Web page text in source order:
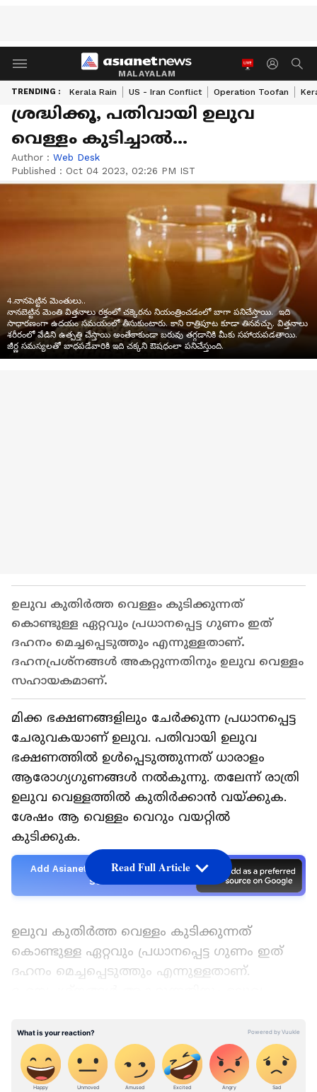
MALAYALAM
TRENDING : Kerala Rain US - Iran Conflict Operation Toofan
ശ്രദ്ധിക്കൂ, പതിവായി ഉലുവ
വെള്ളം കുടിച്ചാൽ...
Author : Web Desk
Published : Oct 04 2023, 02:26 PM IST
4.నానపెట్టిన మెంతులు..
నానబెట్టిన మెంతి విత్తనాలు రక్తంలో చక్కెరను నియంత్రించడంలో బాగా పనిచేస్తాయి. ఇది
సాధారణంగా ఉదయం సమయంలో తీసుకుంటారు. కాని రాత్రిపూట కూడా తినవచ్చు. విత్తనాలు
శరీరంలో వేడిని ఉత్పత్తి చేస్తాయి అంతేకాకుండా బరువు తగ్గడానికి మీకు సహాయపడతాయి.
జీర్ణ సమస్యలతో బాధపడేవారికి ఇది చక్కని ఔషధంలా పనిచేస్తుంది.
ഉലുവ കുതിർത്ത വെള്ളം കുടിക്കുന്നത്
കൊണ്ടുള്ള ഏറ്റവും പ്രധാനപ്പെട്ട ഗുണം ഇത്
ദഹനം മെച്ചപ്പെടുത്തും എന്നുള്ളതാണ്.
ദഹനപ്രശ്നങ്ങൾ അകറ്റുന്നതിനും ഉലുവ വെള്ളം
സഹായകമാണ്.
മിക്ക ഭക്ഷണങ്ങളിലും ചേർക്കുന്ന പ്രധാനപ്പെട്ട
ചേരുവകയാണ് ഉലുവ. പതിവായി ഉലുവ
ഭക്ഷണത്തിൽ ഉൾപ്പെടുത്തുന്നത് ധാരാളം
ആരോ​ഗ്യ​ഗുണങ്ങൾ നൽകുന്നു. തലേന്ന് രാത്രി
ഉലുവ വെള്ളത്തിൽ കുതിർക്കാൻ വയ്ക്കുക.
ശേഷം ആ വെള്ളം വെറും വയറ്റിൽ
കുടിക്കുക.
Add Asianetnews as a Preferred
Source
ഉലുവ കുതിർത്ത വെള്ളം കുടിക്കുന്നത്
കൊണ്ടുള്ള ഏറ്റവും പ്രധാനപ്പെട്ട ഗുണം ഇത്
ദഹനം മെച്ചപ്പെടുത്തും എന്നുള്ളതാണ്.
ഉലുവയിൽ ഫ്ലേവനോയ്‍ഡുകൾ അടങ്ങിയിട്ടുണ്ട്.
ഇത് ശരീരത്തിലെ ചീത്ത കൊളസ്ട്രോൾ ആയ
Read Full Article